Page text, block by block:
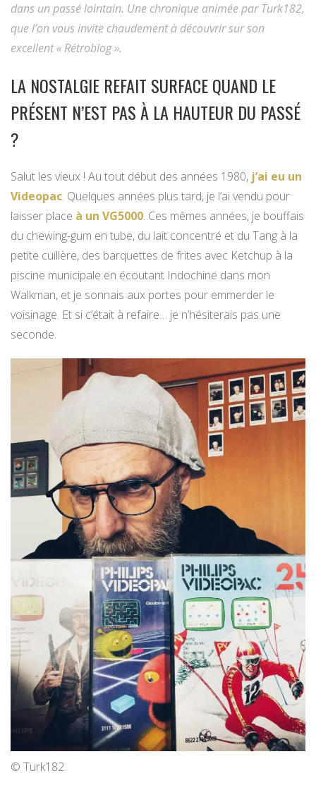
dans un passé lointain. Une chronique animée par Turk182,
que l’on vous invite chaudement à découvrir sur son
excellent « Rétroblog ».
LA NOSTALGIE REFAIT SURFACE QUAND LE
PRÉSENT N’EST PAS À LA HAUTEUR DU PASSÉ
?
Salut les vieux ! Au tout début des années 1980, j’ai eu un
Videopac. Quelques années plus tard, je l’ai vendu pour
laisser place à un VG5000. Ces mêmes années, je bouffais
du chewing-gum en tube, du lait concentré et du Tang à la
petite cuillère, des barquettes de frites avec Ketchup à la
piscine municipale en écoutant Indochine dans mon
Walkman, et je sonnais aux portes pour emmerder le
voisinage. Et si c’était à refaire… je n’hésiterais pas une
seconde.
© Turk182